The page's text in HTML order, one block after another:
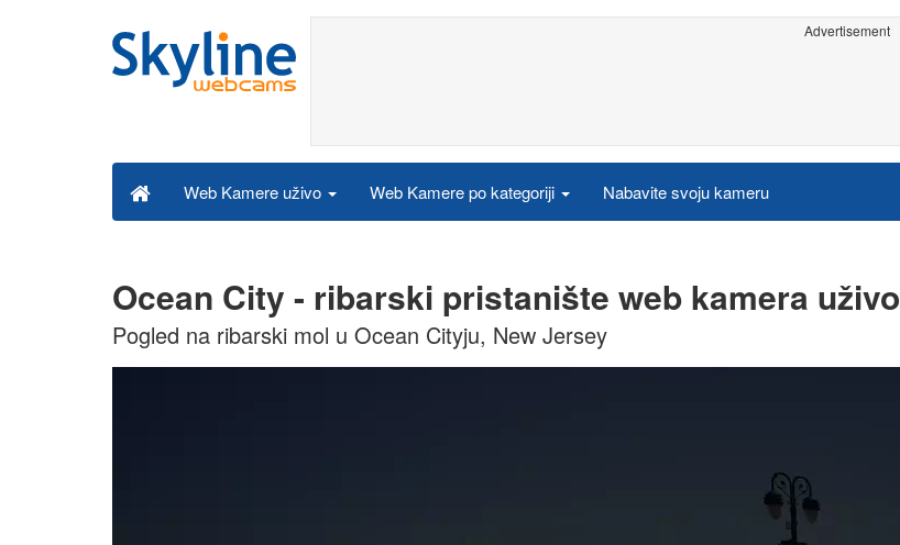
Advertisement
Web Kamere uživo Web Kamere po kategoriji Nabavite svoju kameru
Ocean City - ribarski pristanište web kamera uživo
Pogled na ribarski mol u Ocean Cityju, New Jersey